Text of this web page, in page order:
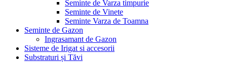
Seminte de Varza timpurie
Seminte de Vinete
Seminte Varza de Toamna
Seminte de Gazon
Ingrasamant de Gazon
Sisteme de Irigat si accesorii
Substraturi și Tăvi